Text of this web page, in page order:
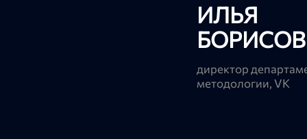
ИЛЬЯ
БОРИСОВ
директор
методологии, VK